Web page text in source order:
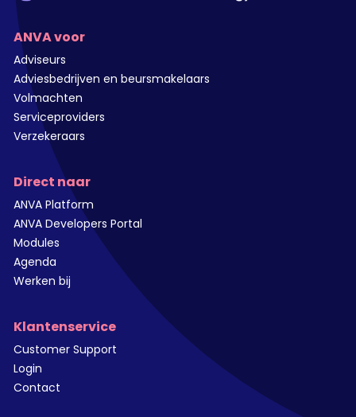
ANVA voor
Adviseurs
Adviesbedrijven en beursmakelaars
Volmachten
Serviceproviders
Verzekeraars
Direct naar
ANVA Platform
ANVA Developers Portal
Modules
Agenda
Werken bij
Klantenservice
Customer Support
Login
Contact